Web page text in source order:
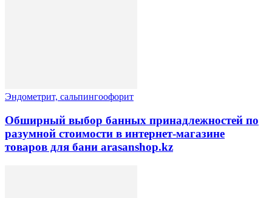
Эндометрит, сальпингоофорит
Обширный выбор банных принадлежностей по
разумной стоимости в интернет-магазине
товаров для бани arasanshop.kz